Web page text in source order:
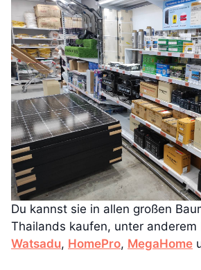
Du kannst sie in allen großen
Thailands kaufen, unter anderem
Watsadu, HomePro, MegaHome